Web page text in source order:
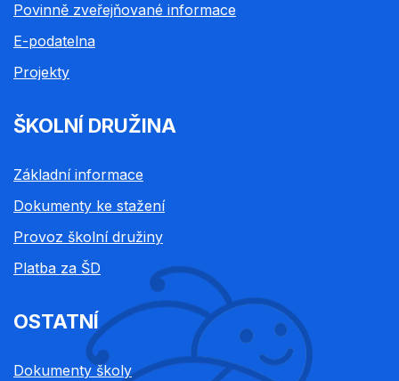
Povinně zveřejňované informace
E-podatelna
Projekty
ŠKOLNÍ DRUŽINA
Základní informace
Dokumenty ke stažení
Provoz školní družiny
Platba za ŠD
OSTATNÍ
Dokumenty školy